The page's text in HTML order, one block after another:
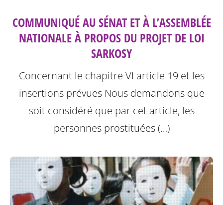
COMMUNIQUÉ AU SÉNAT ET À L’ASSEMBLÉE
NATIONALE À PROPOS DU PROJET DE LOI
SARKOSY
Concernant le chapitre VI article 19 et les
insertions prévues Nous demandons que
soit considéré que par cet article, les
personnes prostituées (…)